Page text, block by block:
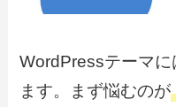
WordPressテーマに
ます。まず悩むのが